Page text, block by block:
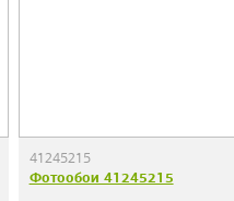
41245215
Фотообои 41245215